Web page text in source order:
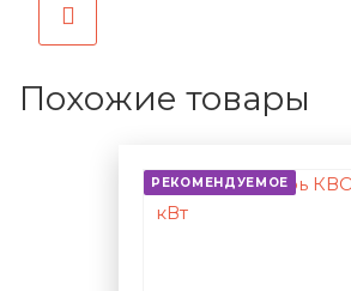
Похожие товары
РЕКОМЕНДУЕМОЕ